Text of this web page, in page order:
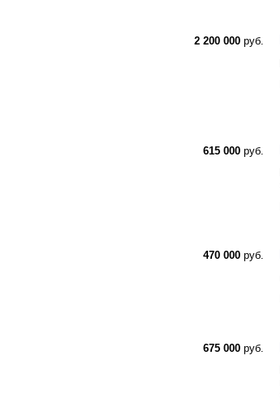
2 200 000 руб.
615 000 руб.
470 000 руб.
675 000 руб.